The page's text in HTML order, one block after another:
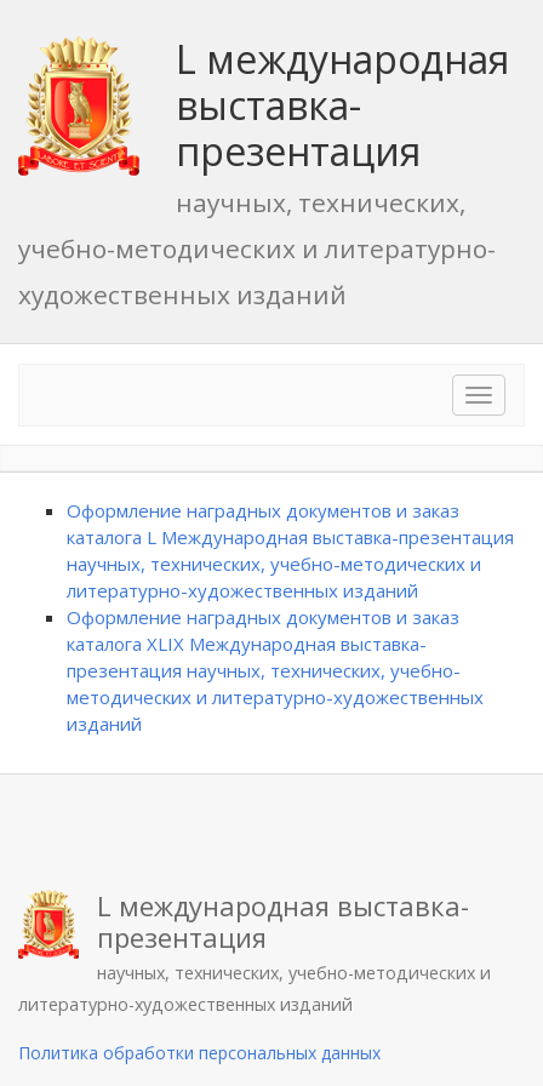
L международная
выставка-
презентация
научных, технических,
учебно-методических и литературно-
художественных изданий
Toggle
Оформление наградных документов и заказ
каталога L Международная выставка-презентация
научных, технических, учебно-методических и
литературно-художественных изданий
Оформление наградных документов и заказ
каталога XLIX Международная выставка-
презентация научных, технических, учебно-
методических и литературно-художественных
изданий
L международная выставка-
презентация
научных, технических, учебно-методических и
литературно-художественных изданий
Политика обработки персональных данных